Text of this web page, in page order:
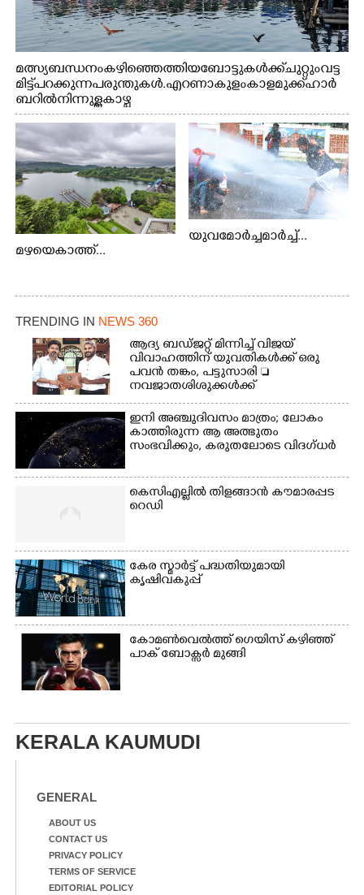
മത്സ്യബന്ധനം കഴിഞ്ഞെത്തിയ ബോട്ടുകൾക്ക് ചുറ്റും വട്ട
മിട്ട് പറക്കുന്ന പരുന്തുകൾ. എറണാകുളം കാളമുക്ക് ഹാർ
ബറിൽ നിന്നുള്ള കാഴ്ച
മഴയെകാത്ത്...
യുവമോർച്ചമാർച്ച്...
TRENDING IN NEWS 360
ആദ്യ ബഡ്ജറ്റ് മിന്നിച്ച് വിജയ്
വിവാഹത്തിന് യുവതികൾക്ക് ഒരു
പവൻ തങ്കം, പട്ടുസാരി 
നവജാതശിശുക്കൾക്ക്
സ്വർണമോതിരം  വിദ്യാർത്ഥികൾക്ക്
സൈക്കിൾ
ഇനി അഞ്ചുദിവസം മാത്രം; ലോകം
കാത്തിരുന്ന ആ അത്ഭുതം
സംഭവിക്കും, കരുതലോടെ വിദഗ്ധർ
കെസിഎല്ലിൽ തിളങ്ങാൻ കൗമാരപ്പട
റെഡി
കേര സ്മാർട്ട് പദ്ധതിയുമായി
കൃഷിവകുപ്പ്
കോമൺവെൽത്ത് ഗെയിസ് കഴിഞ്ഞ്
പാക് ബോക്സർ മുങ്ങി
KERALA KAUMUDI
GENERAL
ABOUT US
CONTACT US
PRIVACY POLICY
TERMS OF SERVICE
EDITORIAL POLICY